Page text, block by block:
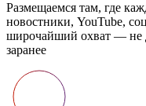
клиенты:
Медийка даёт
клиента